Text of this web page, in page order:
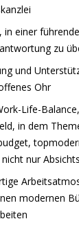
in einer
zu
und
Ohr
Life-
in dem
nicht nur
modernen